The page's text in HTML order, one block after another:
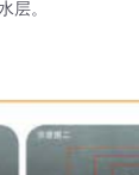
层。